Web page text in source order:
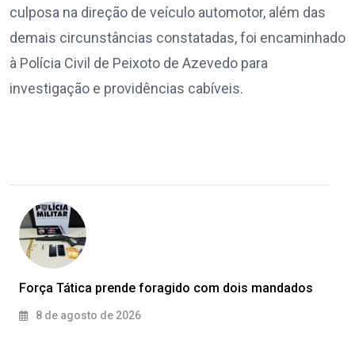
culposa na direção de veículo automotor, além das
demais circunstâncias constatadas, foi encaminhado
à Polícia Civil de Peixoto de Azevedo para
investigação e providências cabíveis.
Força Tática prende foragido com dois mandados
8 de agosto de 2026